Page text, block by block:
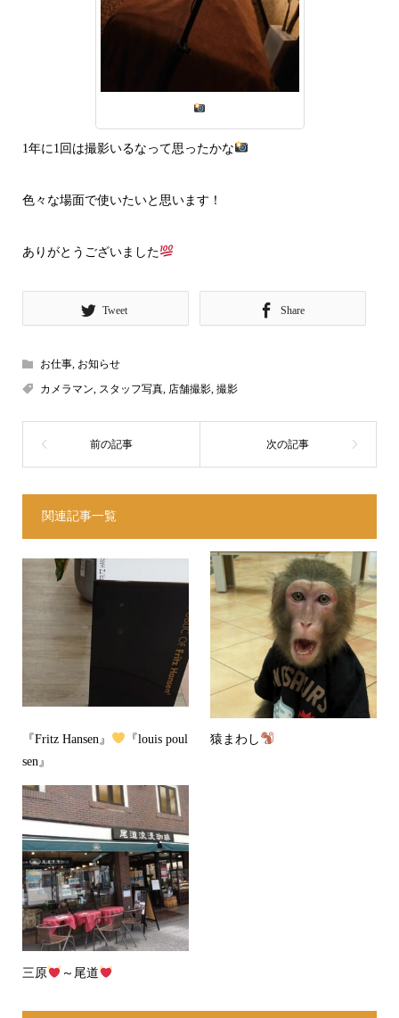
1年に1回は撮影いるなって思ったかな
色々な場面で使いたいと思います！
ありがとうございました
Tweet Share
お仕事, お知らせ
カメラマン, スタッフ写真, 店舗撮影, 撮影
関連記事一覧
『Fritz Hansen』
『louis poul
sen』
猿まわし
三原 ～尾道